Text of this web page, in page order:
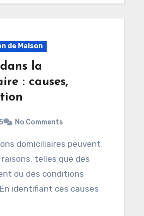
de Maison
la
: causes,
No Comments
telles que des
ou des conditions
identifiant ces causes